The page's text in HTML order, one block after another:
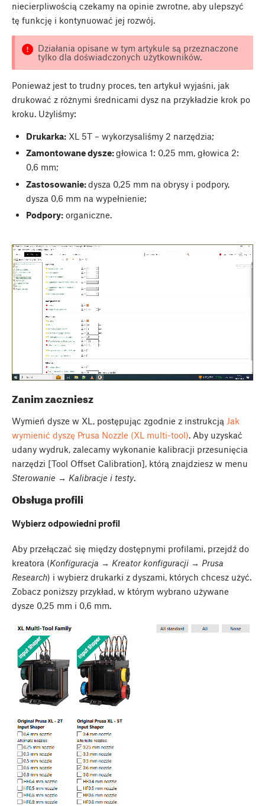
niecierpliwością czekamy na opinie zwrotne, aby ulepszyć
tę funkcję i kontynuować jej rozwój.
Działania opisane w tym artykule są przeznaczone
tylko dla doświadczonych użytkowników.
Ponieważ jest to trudny proces, ten artykuł wyjaśni, jak
drukować z różnymi średnicami dysz na przykładzie krok po
kroku. Użyliśmy:
Drukarka:XL 5T – wykorzysaliśmy 2 narzędzia;
Zamontowane dysze:głowica 1: 0,25 mm, głowica 2:
0,6 mm;
Zastosowanie:dysza 0,25 mm na obrysy i podpory,
dysza 0,6 mm na wypełnienie;
Podpory:organiczne.
Zanim zaczniesz
Wymień dysze w XL, postępując zgodnie z instrukcją Jak
wymienić dyszę Prusa Nozzle (XL multi-tool). Aby uzyskać
udany wydruk, zalecamy wykonanie kalibracji przesunięcia
narzędzi [Tool Offset Calibration], którą znajdziesz w menu
Sterowanie → Kalibracje i testy.
Obsługa profili
Wybierz odpowiedni profil
Aby przełączać się między dostępnymi profilami, przejdź do
kreatora (Konfiguracja → Kreator konfiguracji → Prusa
Research) i wybierz drukarki z dyszami, których chcesz użyć.
Zobacz poniższy przykład, w którym wybrano używane
dysze 0,25 mm i 0,6 mm.